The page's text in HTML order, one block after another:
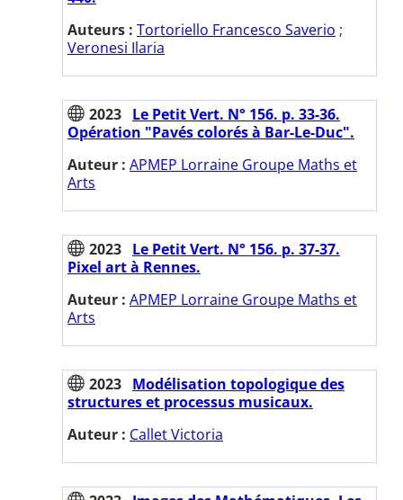
Auteurs : Tortoriello Francesco Saverio ;
Veronesi Ilaria
2023 Le Petit Vert. N° 156. p. 33-36.
Opération "Pavés colorés à Bar-Le-Duc".
Auteur : APMEP Lorraine Groupe Maths et
Arts
2023 Le Petit Vert. N° 156. p. 37-37.
Pixel art à Rennes.
Auteur : APMEP Lorraine Groupe Maths et
Arts
2023 Modélisation topologique des
structures et processus musicaux.
Auteur : Callet Victoria